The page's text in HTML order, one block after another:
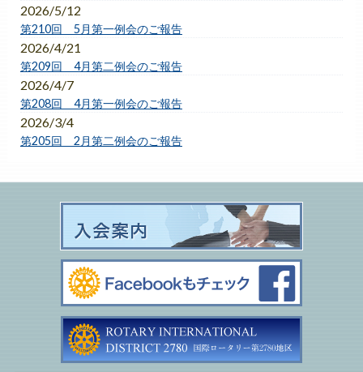
2026/5/12
第210回 5月第一例会のご報告
2026/4/21
第209回 4月第二例会のご報告
2026/4/7
第208回 4月第一例会のご報告
2026/3/4
第205回 2月第二例会のご報告